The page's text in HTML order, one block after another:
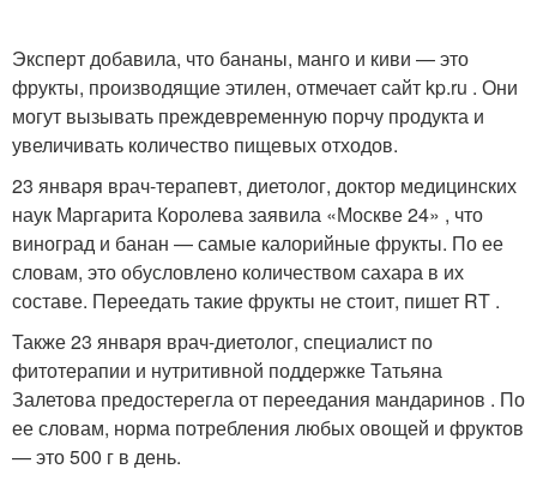
Эксперт добавила, что бананы, манго и киви — это
фрукты, производящие этилен, отмечает сайт kp.ru . Они
могут вызывать преждевременную порчу продукта и
увеличивать количество пищевых отходов.
23 января врач-терапевт, диетолог, доктор медицинских
наук Маргарита Королева заявила «Москве 24» , что
виноград и банан — самые калорийные фрукты. По ее
словам, это обусловлено количеством сахара в их
составе. Переедать такие фрукты не стоит, пишет RT .
Также 23 января врач-диетолог, специалист по
фитотерапии и нутритивной поддержке Татьяна
Залетова предостерегла от переедания мандаринов . По
ее словам, норма потребления любых овощей и фруктов
— это 500 г в день.